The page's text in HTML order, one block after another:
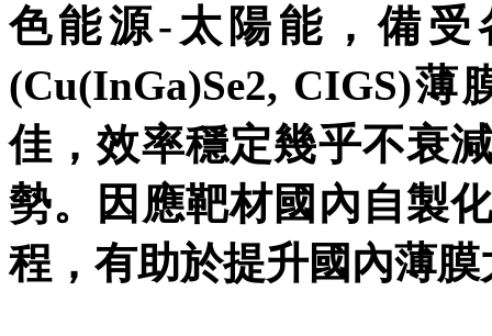
色能源-太陽能，備受
(Cu(InGa)Se2, CIGS)
佳，效率穩定幾乎不衰
勢。因應靶材國內自製
程，有助於提升國內薄